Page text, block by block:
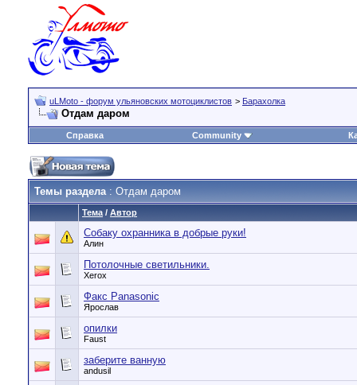
uLMoto - форум ульяновских мотоциклистов > Барахолка
Отдам даром
Справка Community
Темы раздела: Отдам даром
Тема / Автор
Собаку охранника в добрые руки!
Алин
Потолочные светильники.
Xerox
Факс Panasonic
Ярослав
опилки
Faust
заберите ванную
andusil